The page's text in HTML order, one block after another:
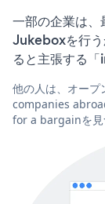
一部の企業は
Jukeboxを行
ると主張する
他の人は、オープ
companies
for a bargainを見